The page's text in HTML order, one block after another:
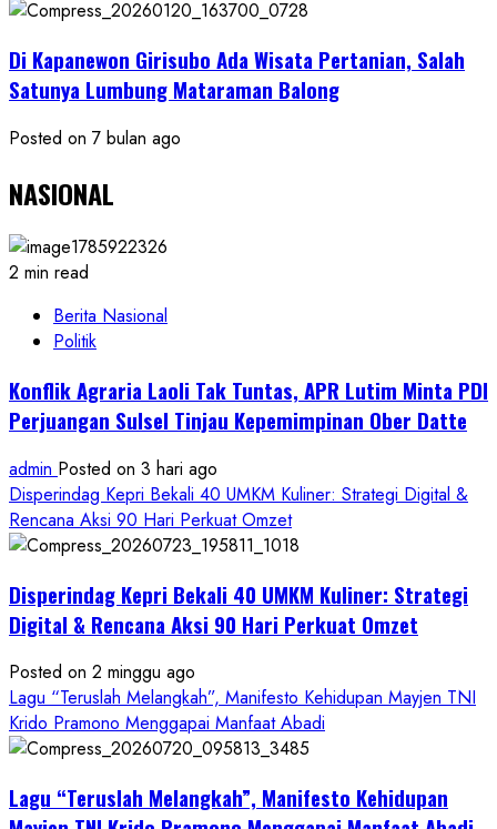
Di Kapanewon Girisubo Ada Wisata Pertanian, Salah
Satunya Lumbung Mataraman Balong
Posted on 7 bulan ago
NASIONAL
2 min read
Berita Nasional
Politik
Konflik Agraria Laoli Tak Tuntas, APR Lutim Minta PDI
Perjuangan Sulsel Tinjau Kepemimpinan Ober Datte
admin Posted on 3 hari ago
Disperindag Kepri Bekali 40 UMKM Kuliner: Strategi Digital &
Rencana Aksi 90 Hari Perkuat Omzet
Disperindag Kepri Bekali 40 UMKM Kuliner: Strategi
Digital & Rencana Aksi 90 Hari Perkuat Omzet
Posted on 2 minggu ago
Lagu “Teruslah Melangkah”, Manifesto Kehidupan Mayjen TNI
Krido Pramono Menggapai Manfaat Abadi
Lagu “Teruslah Melangkah”, Manifesto Kehidupan